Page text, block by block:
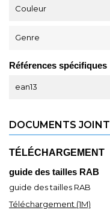
Couleur
Genre
Références spécifiques
ean13
DOCUMENTS
TÉLÉCHARGEMENT
guide des tailles RAB
guide des tailles RAB
Téléchargement (1M)